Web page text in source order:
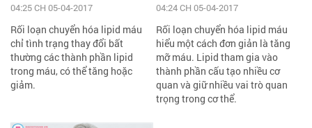
04:25 CH 05-04-2017
Rối loạn chuyển hóa lipid máu
chỉ tình trạng thay đổi bất
thường các thành phần lipid
trong máu, có thể tăng hoặc
giảm.
04:24 CH 05-04-2017
Rối loạn chuyển hóa lipid máu
hiểu một cách đơn giản là tăng
mỡ máu. Lipid tham gia vào
thành phần cấu tạo nhiều cơ
quan và giữ nhiều vai trò quan
trọng trong cơ thể.